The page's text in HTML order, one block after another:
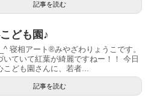
記事を読む
ども園♪
寝相アート®︎みやざわりょうこです。
いていて紅葉が綺麗ですねー！！ 今日
こども園さんに、若者...
記事を読む